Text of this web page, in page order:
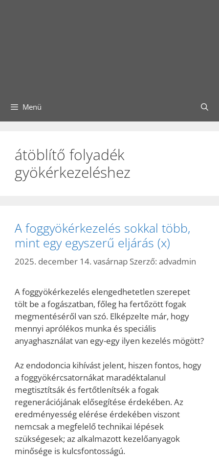
Menü
átöblítő folyadék
gyökérkezeléshez
A foggyökérkezelés sokkal több,
mint egy egyszerű eljárás (x)
2025. december 14. vasárnap Szerző: advadmin
A foggyökérkezelés elengedhetetlen szerepet
tölt be a fogászatban, főleg ha fertőzött fogak
megmentéséről van szó. Elképzelte már, hogy
mennyi aprólékos munka és speciális
anyaghasználat van egy-egy ilyen kezelés mögött?
Az endodoncia kihívást jelent, hiszen fontos, hogy
a foggyökércsatornákat maradéktalanul
megtisztítsák és fertőtlenítsék a fogak
regenerációjának elősegítése érdekében. Az
eredményesség elérése érdekében viszont
nemcsak a megfelelő technikai lépések
szükségesek; az alkalmazott kezelőanyagok
minősége is kulcsfontosságú.